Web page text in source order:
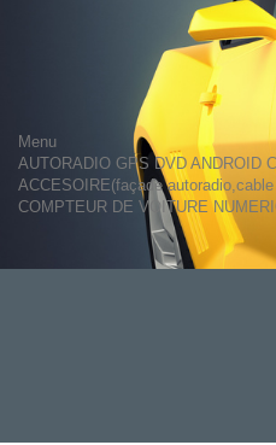
Menu
AUTORADIO GPS DVD ANDROID
ACCESOIRE(façade
COMPTEUR DE VOITURE